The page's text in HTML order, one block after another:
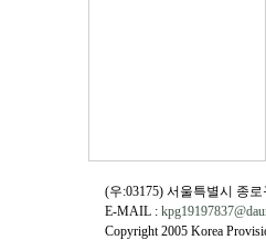
(우:03175) 서울특별시 종로
E-MAIL :
Copyright 2005 Korea